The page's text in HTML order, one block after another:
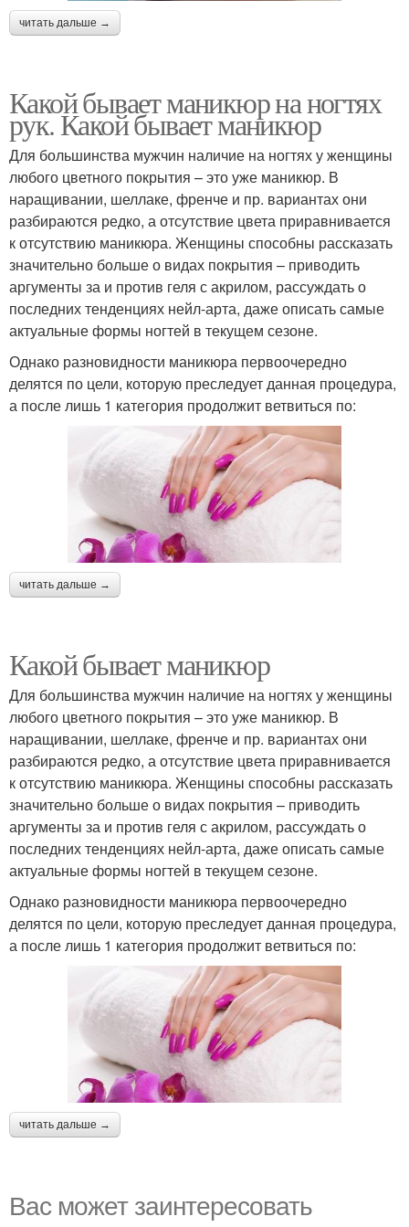
читать дальше →
Какой бывает маникюр на ногтях
рук. Какой бывает маникюр
Для большинства мужчин наличие на ногтях у женщины
любого цветного покрытия – это уже маникюр. В
наращивании, шеллаке, френче и пр. вариантах они
разбираются редко, а отсутствие цвета приравнивается
к отсутствию маникюра. Женщины способны рассказать
значительно больше о видах покрытия – приводить
аргументы за и против геля с акрилом, рассуждать о
последних тенденциях нейл-арта, даже описать самые
актуальные формы ногтей в текущем сезоне.
Однако разновидности маникюра первоочередно
делятся по цели, которую преследует данная процедура,
а после лишь 1 категория продолжит ветвиться по:
читать дальше →
Какой бывает маникюр
Для большинства мужчин наличие на ногтях у женщины
любого цветного покрытия – это уже маникюр. В
наращивании, шеллаке, френче и пр. вариантах они
разбираются редко, а отсутствие цвета приравнивается
к отсутствию маникюра. Женщины способны рассказать
значительно больше о видах покрытия – приводить
аргументы за и против геля с акрилом, рассуждать о
последних тенденциях нейл-арта, даже описать самые
актуальные формы ногтей в текущем сезоне.
Однако разновидности маникюра первоочередно
делятся по цели, которую преследует данная процедура,
а после лишь 1 категория продолжит ветвиться по:
читать дальше →
Вас может заинтересовать